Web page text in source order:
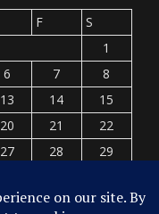
F
S
1
6 7
8
13 14
15
20 21
22
27 28
29